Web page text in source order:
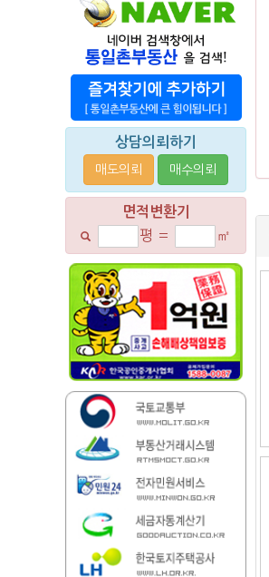
상담의뢰하기
매도의뢰 매수의뢰
면적변환기
평 = ㎡